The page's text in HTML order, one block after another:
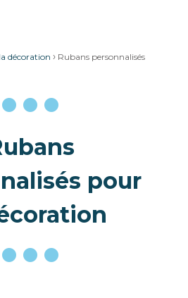
décoration › Rubans personnalisés
pour